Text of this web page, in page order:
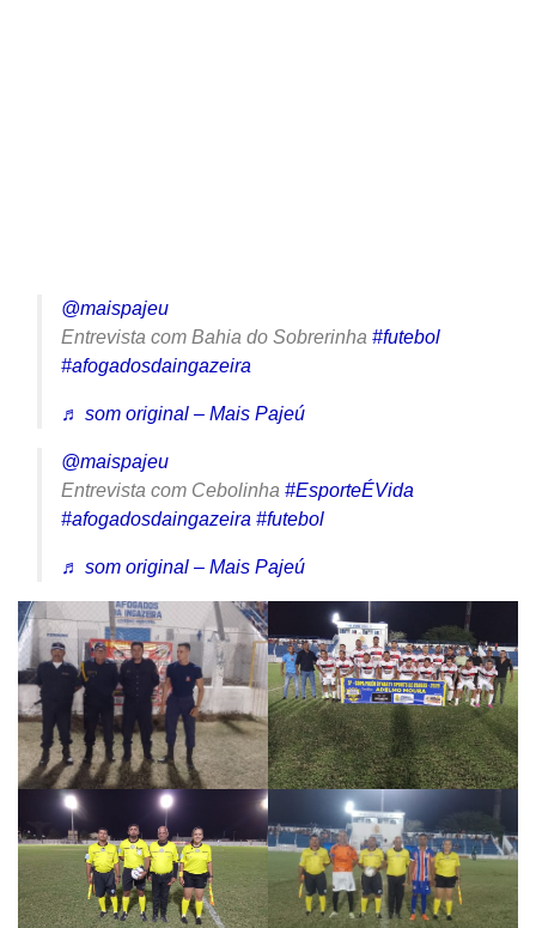
@maispajeu
Entrevista com Bahia do Sobrerinha #futebol
#afogadosdaingazeira
♬ som original – Mais Pajeú
@maispajeu
Entrevista com Cebolinha #EsporteÉVida
#afogadosdaingazeira #futebol
♬ som original – Mais Pajeú